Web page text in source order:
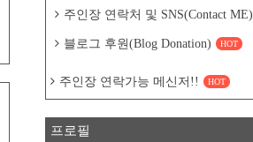
주인장 연락처 및 SNS(Contact ME)
블로그 후원(Blog Donation) HOT
주인장 연락가능 메신저!! HOT
프로필